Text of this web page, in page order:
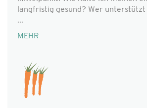
langfristig gesund? Wer unterstützt
...
MEHR